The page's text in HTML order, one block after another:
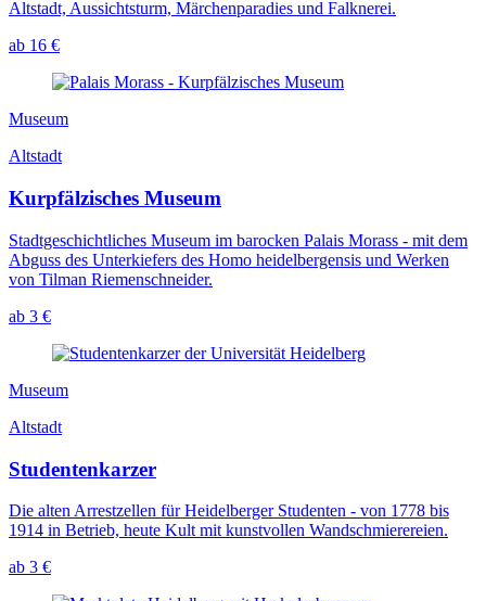
Altstadt, Aussichtsturm, Märchenparadies und Falknerei.
ab 16 €
Museum
Altstadt
Kurpfälzisches Museum
Stadtgeschichtliches Museum im barocken Palais Morass - mit dem
Abguss des Unterkiefers des Homo heidelbergensis und Werken
von Tilman Riemenschneider.
ab 3 €
Museum
Altstadt
Studentenkarzer
Die alten Arrestzellen für Heidelberger Studenten - von 1778 bis
1914 in Betrieb, heute Kult mit kunstvollen Wandschmierereien.
ab 3 €